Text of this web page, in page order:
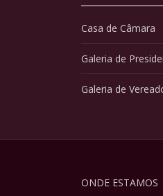
Casa de Câmara
Galeria de
Galeria de
ONDE ESTAMOS